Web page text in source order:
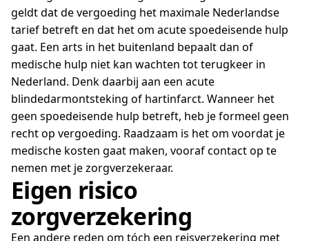
geldt dat de vergoeding het maximale Nederlandse
tarief betreft en dat het om acute spoedeisende hulp
gaat. Een arts in het buitenland bepaalt dan of
medische hulp niet kan wachten tot terugkeer in
Nederland. Denk daarbij aan een acute
blindedarmontsteking of hartinfarct. Wanneer het
geen spoedeisende hulp betreft, heb je formeel geen
recht op vergoeding. Raadzaam is het om voordat je
medische kosten gaat maken, vooraf contact op te
nemen met je zorgverzekeraar.
Eigen risico
zorgverzekering
Een andere reden om tóch een reisverzekering met